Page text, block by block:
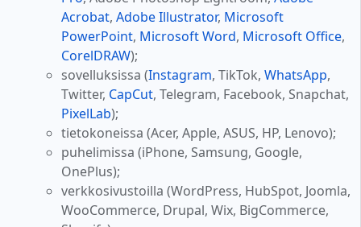
Acrobat, Adobe Illustrator, Microsoft
PowerPoint, Microsoft Word, Microsoft Office,
CorelDRAW);
sovelluksissa (Instagram, TikTok, WhatsApp,
Twitter, CapCut, Telegram, Facebook, Snapchat,
PixelLab);
tietokoneissa (Acer, Apple, ASUS, HP, Lenovo);
puhelimissa (iPhone, Samsung, Google,
OnePlus);
verkkosivustoilla (WordPress, HubSpot, Joomla,
WooCommerce, Drupal, Wix, BigCommerce,